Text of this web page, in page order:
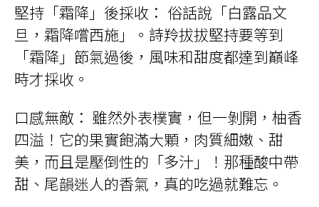
堅持「霜降」後採收： 俗話說「白露品文
旦，霜降嚐西施」。詩羚拔拔堅持要等到
「霜降」節氣過後，風味和甜度都達到巔峰
時才採收。
口感無敵： 雖然外表樸實，但一剝開，柚香
四溢！它的果實飽滿大顆，肉質細嫩、甜
美，而且是壓倒性的「多汁」！那種酸中帶
甜、尾韻迷人的香氣，真的吃過就難忘。